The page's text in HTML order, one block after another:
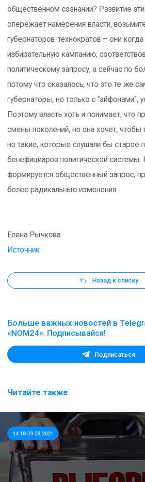
общественном сознании? Развитие
опережает намерения власти,
губернаторов-технократов – они когда
избирательную кампанию,
политическому запросу, а сейчас по
потому что оказалось, что это те же
губернаторы, но только с "айфонами",
Поэтому власть хоть и понимает, что
смены поколений, но она хочет,
но такие, которые слушали бы старое
бенефициаров политической системы.
формируется общественный запрос,
более радикальные изменения.
Елена Рычкова
Источник
Назад к списку
Больше важных новостей в
«NOM24». Подписывайся!
Подписаться
Читайте также
14:18 09.08.2021